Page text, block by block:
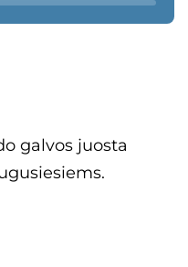
galvos juosta